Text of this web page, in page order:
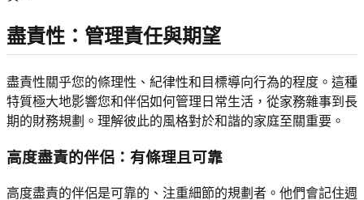
盡責性：管理責任與期望
盡責性關乎您的條理性、紀律性和目標導向行為的程度。這種
特質極大地影響您和伴侶如何管理日常生活，從家務雜事到長
期的財務規劃。理解彼此的風格對於和諧的家庭至關重要。
高度盡責的伴侶：有條理且可靠
高度盡責的伴侶是可靠的、注重細節的規劃者。他們會記住週